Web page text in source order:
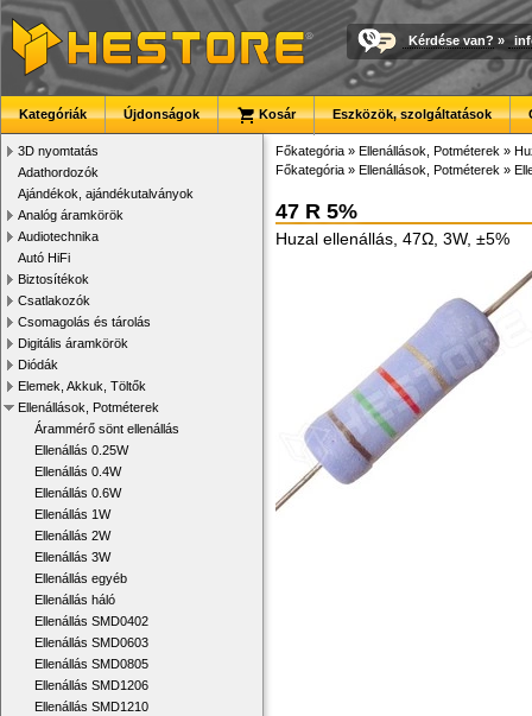
Kérdése van? »
Kategóriák Újdonságok Kosár Eszközök, szolgáltatások
3D nyomtatás
Adathordozók
Ajándékok, ajándékutalványok
Analóg áramkörök
Audiotechnika
Autó HiFi
Biztosítékok
Csatlakozók
Csomagolás és tárolás
Digitális áramkörök
Diódák
Elemek, Akkuk, Töltők
Ellenállások, Potméterek
Árammérő sönt ellenállás
Ellenállás 0.25W
Ellenállás 0.4W
Ellenállás 0.6W
Ellenállás 1W
Ellenállás 2W
Ellenállás 3W
Ellenállás egyéb
Ellenállás háló
Ellenállás SMD0402
Ellenállás SMD0603
Ellenállás SMD0805
Ellenállás SMD1206
Ellenállás SMD1210
Főkategória » Ellenállások, Potméterek »
Főkategória » Ellenállások, Potméterek »
47 R 5%
Huzal ellenállás, 47Ω, 3W, ±5%